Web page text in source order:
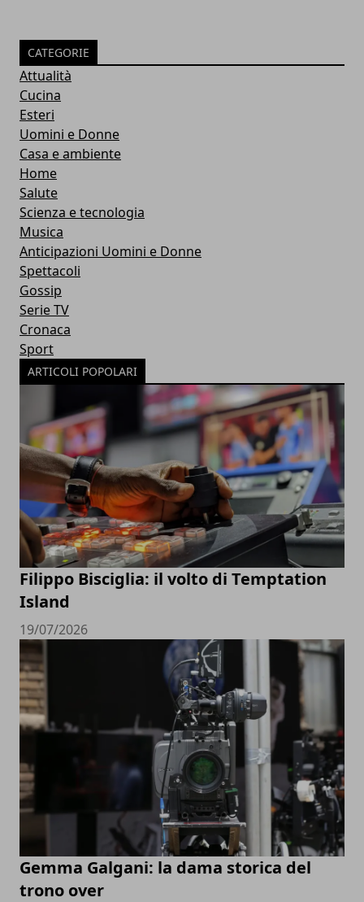
CATEGORIE
Attualità
Cucina
Esteri
Uomini e Donne
Casa e ambiente
Home
Salute
Scienza e tecnologia
Musica
Anticipazioni Uomini e Donne
Spettacoli
Gossip
Serie TV
Cronaca
Sport
ARTICOLI POPOLARI
Filippo Bisciglia: il volto di Temptation
Island
19/07/2026
Gemma Galgani: la dama storica del
trono over